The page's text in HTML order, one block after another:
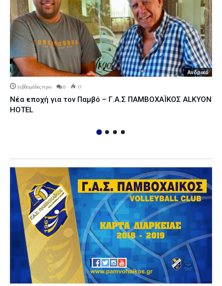
Ανδρικό
3 εβδομάδες πριν 0 17
Νέα εποχή για τον Παμβό – Γ.Α.Σ ΠΑΜΒΟΧΑΪΚΟΣ ALKYON
HOTEL